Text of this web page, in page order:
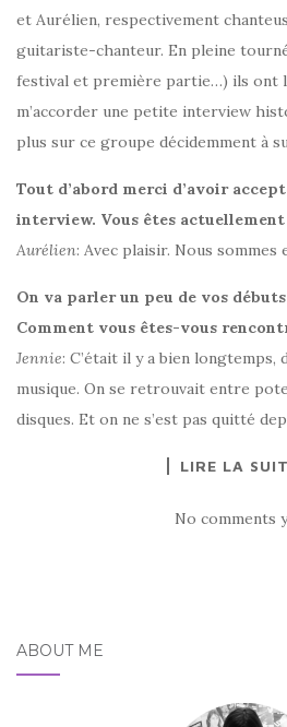
et Aurélien, respectivement
guitariste-chanteur. En pleine
festival et première partie…) ils ont
m’accorder une petite interview
plus sur ce groupe décidemment à
Tout d’abord merci d’avoir
interview. Vous êtes
Aurélien: Avec plaisir. Nous sommes
On va parler un peu de vos
Comment vous êtes-vous
‪Jennie: C’était il y a bien longtemps,
musique. On se retrouvait entre
disques. Et on ne s’est pas quitté
LIRE LA
No comments
ABOUT ME